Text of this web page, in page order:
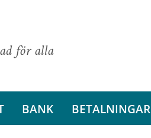
för alla
BANK BETALNINGAR